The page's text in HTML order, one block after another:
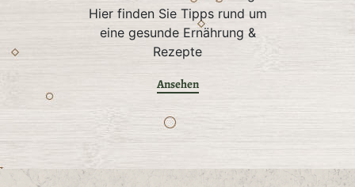
Hier finden Sie Tipps rund um
eine gesunde Ernährung &
Rezepte
Ansehen